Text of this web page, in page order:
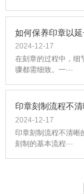
如何保养印章以
2024-12-17
在刻章的过程中，细
骤都需细致。一···
印章刻制流程不
2024-12-17
印章刻制流程不清晰
刻制的基本流程···